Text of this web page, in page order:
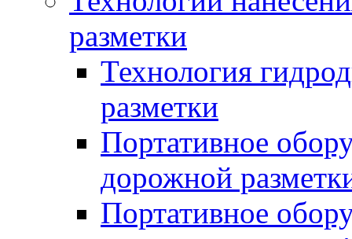
разметки
Технология
разметки
Портативное
дорожной
Портативное